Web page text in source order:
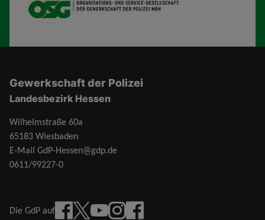
OSG
Gewerkschaft der Polizei
Landesbezirk Hessen
Wilhelmstraße 60a
65183 Wiesbaden
E-Mail GdP-Hessen@gdp.de
0611/99227-0
Die GdP auf
Facebook
X YouTubeinstagramFacebook Junge Gruppe